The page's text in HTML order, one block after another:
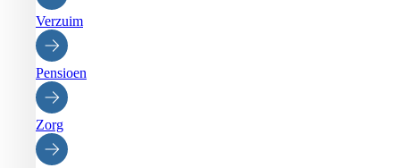
Verzuim
Pensioen
Zorg